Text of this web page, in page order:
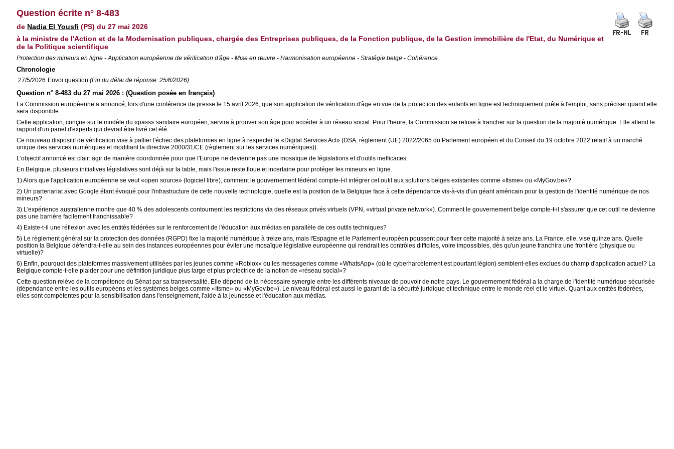
Question écrite n° 8-483
de Nadia El Yousfi (PS) du 27 mai 2026
à la ministre de l'Action et de la Modernisation publiques, chargée des Entreprises publiques, de la Fonction publique, de la Gestion immobilière de l'Etat, du Numérique et
de la Politique scientifique
Protection des mineurs en ligne - Application européenne de vérification d'âge - Mise en œuvre - Harmonisation européenne - Stratégie belge - Cohérence
Chronologie
27/5/2026 Envoi question(Fin du délai de réponse: 25/6/2026)
Question n° 8-483 du 27 mai 2026 : (Question posée en français)
La Commission européenne a annoncé, lors d'une conférence de presse le 15 avril 2026, que son application de vérification d'âge en vue de la protection des enfants en ligne est techniquement prête à l'emploi, sans préciser quand elle
sera disponible.
Cette application, conçue sur le modèle du «pass» sanitaire européen, servira à prouver son âge pour accéder à un réseau social. Pour l'heure, la Commission se refuse à trancher sur la question de la majorité numérique. Elle attend le
rapport d'un panel d'experts qui devrait être livré cet été.
Ce nouveau dispositif de vérification vise à pallier l'échec des plateformes en ligne à respecter le «Digital Services Act» (DSA, règlement (UE) 2022/2065 du Parlement européen et du Conseil du 19 octobre 2022 relatif à un marché
unique des services numériques et modifiant la directive 2000/31/CE (règlement sur les services numériques)).
L'objectif annoncé est clair: agir de manière coordonnée pour que l'Europe ne devienne pas une mosaïque de législations et d'outils inefficaces.
En Belgique, plusieurs initiatives législatives sont déjà sur la table, mais l'issue reste floue et incertaine pour protéger les mineurs en ligne.
1) Alors que l'application européenne se veut «open source» (logiciel libre), comment le gouvernement fédéral compte-t-il intégrer cet outil aux solutions belges existantes comme «Itsme» ou «MyGov.be»?
2) Un partenariat avec Google étant évoqué pour l'infrastructure de cette nouvelle technologie, quelle est la position de la Belgique face à cette dépendance vis-à-vis d'un géant américain pour la gestion de l'identité numérique de nos
mineurs?
3) L'expérience australienne montre que 40 % des adolescents contournent les restrictions via des réseaux privés virtuels (VPN, «virtual private network»). Comment le gouvernement belge compte-t-il s'assurer que cet outil ne devienne
pas une barrière facilement franchissable?
4) Existe-t-il une réflexion avec les entités fédérées sur le renforcement de l'éducation aux médias en parallèle de ces outils techniques?
5) Le règlement général sur la protection des données (RGPD) fixe la majorité numérique à treize ans, mais l'Espagne et le Parlement européen poussent pour fixer cette majorité à seize ans. La France, elle, vise quinze ans. Quelle
position la Belgique défendra-t-elle au sein des instances européennes pour éviter une mosaïque législative européenne qui rendrait les contrôles difficiles, voire impossibles, dès qu'un jeune franchira une frontière (physique ou
virtuelle)?
6) Enfin, pourquoi des plateformes massivement utilisées par les jeunes comme «Roblox» ou les messageries comme «WhatsApp» (où le cyberharcèlement est pourtant légion) semblent-elles exclues du champ d'application actuel? La
Belgique compte-t-elle plaider pour une définition juridique plus large et plus protectrice de la notion de «réseau social»?
Cette question relève de la compétence du Sénat par sa transversalité. Elle dépend de la nécessaire synergie entre les différents niveaux de pouvoir de notre pays. Le gouvernement fédéral a la charge de l'identité numérique sécurisée
(dépendance entre les outils européens et les systèmes belges comme «Itsme» ou «MyGov.be»). Le niveau fédéral est aussi le garant de la sécurité juridique et technique entre le monde réel et le virtuel. Quant aux entités fédérées,
elles sont compétentes pour la sensibilisation dans l'enseignement, l'aide à la jeunesse et l'éducation aux médias.